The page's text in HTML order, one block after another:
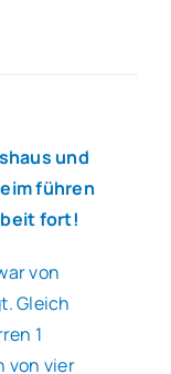
und
führen
fort!
von
Gleich
1
von vier